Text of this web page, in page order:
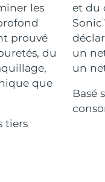
les
prouvé
du
que
tiers
et du
Sonic
un
un
Basé
estimée 8/15/26
estimée 8/12/26
estimée 8/10/26
estimée 8/10/26
estimée